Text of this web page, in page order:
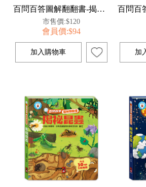
百問百答圖解翻翻書-揭祕交通
市售價:$120
會員價:$94